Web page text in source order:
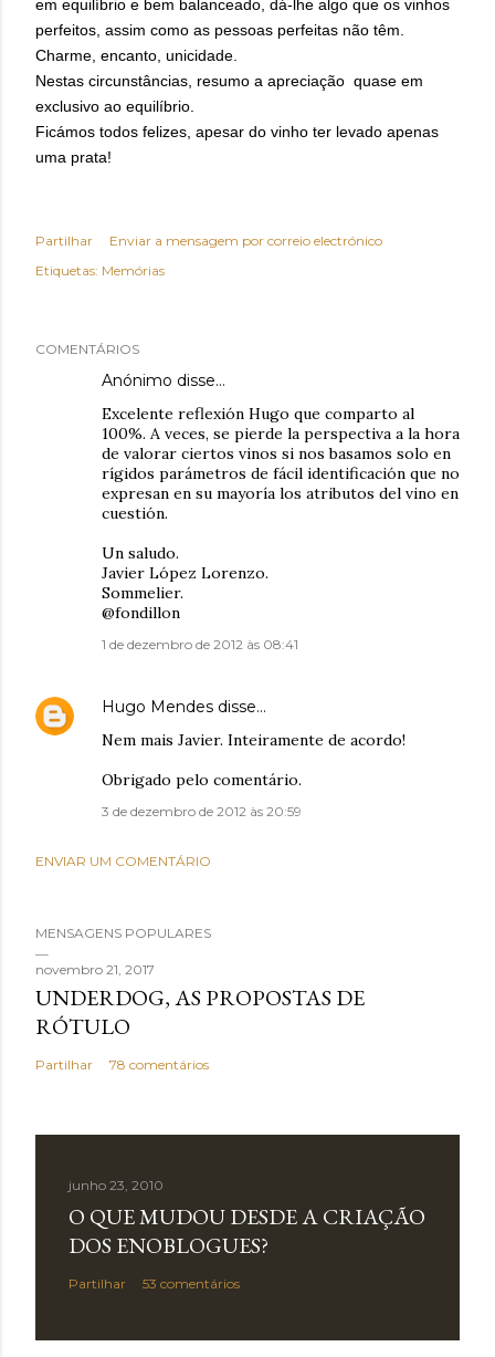
em equilíbrio e bem balanceado, dá-lhe algo que os vinhos
perfeitos, assim como as pessoas perfeitas não têm.
Charme, encanto, unicidade.
Nestas circunstâncias, resumo a apreciação quase em
exclusivo ao equilíbrio.
Ficámos todos felizes, apesar do vinho ter levado apenas
uma prata!
Partilhar
Enviar a mensagem por correio electrónico
Etiquetas: Memórias
COMENTÁRIOS
Anónimo disse…
Excelente reflexión Hugo que comparto al
100%. A veces, se pierde la perspectiva a la hora
de valorar ciertos vinos si nos basamos solo en
rígidos parámetros de fácil identificación que no
expresan en su mayoría los atributos del vino en
cuestión.
Un saludo.
Javier López Lorenzo.
Sommelier.
@fondillon
1 de dezembro de 2012 às 08:41
Hugo Mendes disse…
Nem mais Javier. Inteiramente de acordo!
Obrigado pelo comentário.
3 de dezembro de 2012 às 20:59
ENVIAR UM COMENTÁRIO
MENSAGENS POPULARES
novembro 21, 2017
UNDERDOG, AS PROPOSTAS DE
RÓTULO
Partilhar 78 comentários
junho 23, 2010
O QUE MUDOU DESDE A CRIAÇÃO
DOS ENOBLOGUES?
Partilhar 53 comentários